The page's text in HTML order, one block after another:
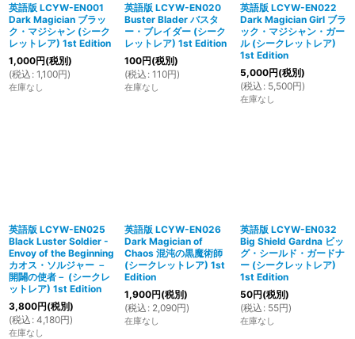
英語版 LCYW-EN001
Dark Magician ブラッ
ク・マジシャン (シーク
レットレア) 1st Edition
1,000円(税別)
(税込 : 1,100円)
在庫なし
英語版 LCYW-EN020
Buster Blader バスタ
ー・ブレイダー (シーク
レットレア) 1st Edition
100円(税別)
(税込 : 110円)
在庫なし
英語版 LCYW-EN022
Dark Magician Girl ブラ
ック・マジシャン・ガー
ル (シークレットレア)
1st Edition
5,000円(税別)
(税込 : 5,500円)
在庫なし
英語版 LCYW-EN025
Black Luster Soldier -
Envoy of the Beginning
カオス・ソルジャー －
開闢の使者－ (シークレ
ットレア) 1st Edition
3,800円(税別)
(税込 : 4,180円)
在庫なし
英語版 LCYW-EN026
Dark Magician of
Chaos 混沌の黒魔術師
(シークレットレア) 1st
Edition
1,900円(税別)
(税込 : 2,090円)
在庫なし
英語版 LCYW-EN032
Big Shield Gardna ビッ
グ・シールド・ガードナ
ー (シークレットレア)
1st Edition
50円(税別)
(税込 : 55円)
在庫なし